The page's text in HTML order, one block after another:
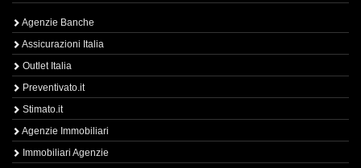
Agenzie Banche
Assicurazioni Italia
Outlet Italia
Preventivato.it
Stimato.it
Agenzie Immobiliari
Immobiliari Agenzie